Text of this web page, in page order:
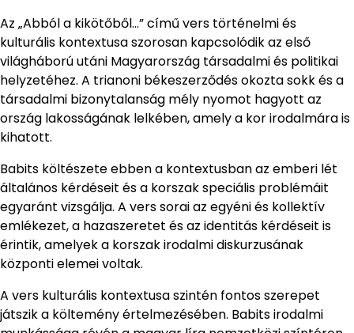
Az „Abból a kikötőből…” című vers történelmi és
kulturális kontextusa szorosan kapcsolódik az első
világháború utáni Magyarország társadalmi és politikai
helyzetéhez. A trianoni békeszerződés okozta sokk és a
társadalmi bizonytalanság mély nyomot hagyott az
ország lakosságának lelkében, amely a kor irodalmára is
kihatott.
Babits költészete ebben a kontextusban az emberi lét
általános kérdéseit és a korszak speciális problémáit
egyaránt vizsgálja. A vers sorai az egyéni és kollektív
emlékezet, a hazaszeretet és az identitás kérdéseit is
érintik, amelyek a korszak irodalmi diskurzusának
központi elemei voltak.
A vers kulturális kontextusa szintén fontos szerepet
játszik a költemény értelmezésében. Babits irodalmi